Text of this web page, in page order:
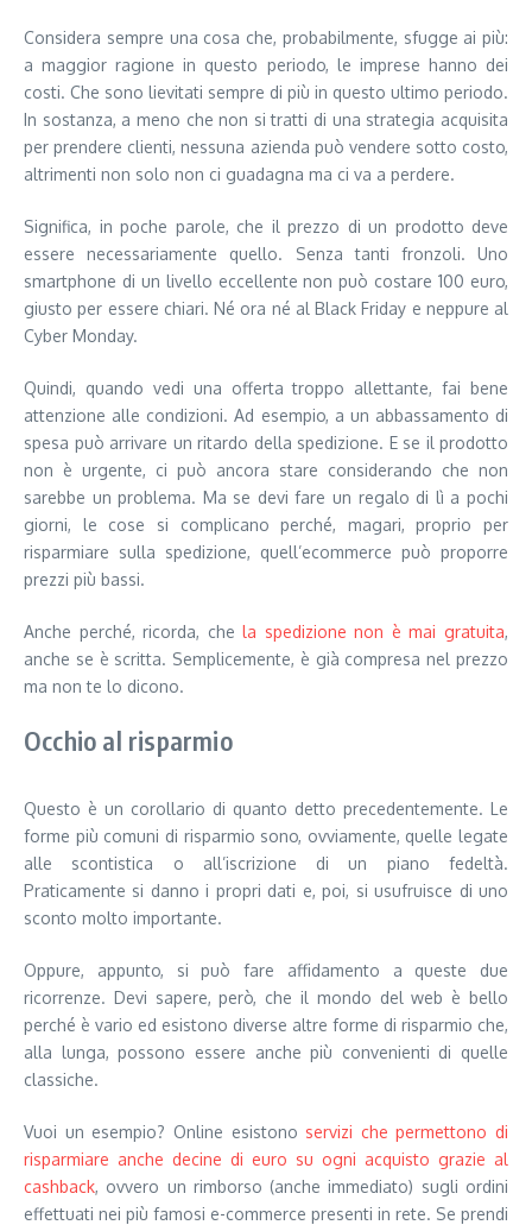
Considera sempre una cosa che, probabilmente, sfugge ai più:
a maggior ragione in questo periodo, le imprese hanno dei
costi. Che sono lievitati sempre di più in questo ultimo periodo.
In sostanza, a meno che non si tratti di una strategia acquisita
per prendere clienti, nessuna azienda può vendere sotto costo,
altrimenti non solo non ci guadagna ma ci va a perdere.
Significa, in poche parole, che il prezzo di un prodotto deve
essere necessariamente quello. Senza tanti fronzoli. Uno
smartphone di un livello eccellente non può costare 100 euro,
giusto per essere chiari. Né ora né al Black Friday e neppure al
Cyber Monday.
Quindi, quando vedi una offerta troppo allettante, fai bene
attenzione alle condizioni. Ad esempio, a un abbassamento di
spesa può arrivare un ritardo della spedizione. E se il prodotto
non è urgente, ci può ancora stare considerando che non
sarebbe un problema. Ma se devi fare un regalo di lì a pochi
giorni, le cose si complicano perché, magari, proprio per
risparmiare sulla spedizione, quell’ecommerce può proporre
prezzi più bassi.
Anche perché, ricorda, chela spedizione non è mai gratuita,
anche se è scritta. Semplicemente, è già compresa nel prezzo
ma non te lo dicono.
Occhio al risparmio
Questo è un corollario di quanto detto precedentemente. Le
forme più comuni di risparmio sono, ovviamente, quelle legate
alle scontistica o all’iscrizione di un piano fedeltà.
Praticamente si danno i propri dati e, poi, si usufruisce di uno
sconto molto importante.
Oppure, appunto, si può fare affidamento a queste due
ricorrenze. Devi sapere, però, che il mondo del web è bello
perché è vario ed esistono diverse altre forme di risparmio che,
alla lunga, possono essere anche più convenienti di quelle
classiche.
Vuoi un esempio? Online esistono servizi che permettono di
risparmiare anche decine di euro su ogni acquisto grazie al
cashback, ovvero un rimborso (anche immediato) sugli ordini
effettuati nei più famosi e-commerce presenti in rete. Se prendi